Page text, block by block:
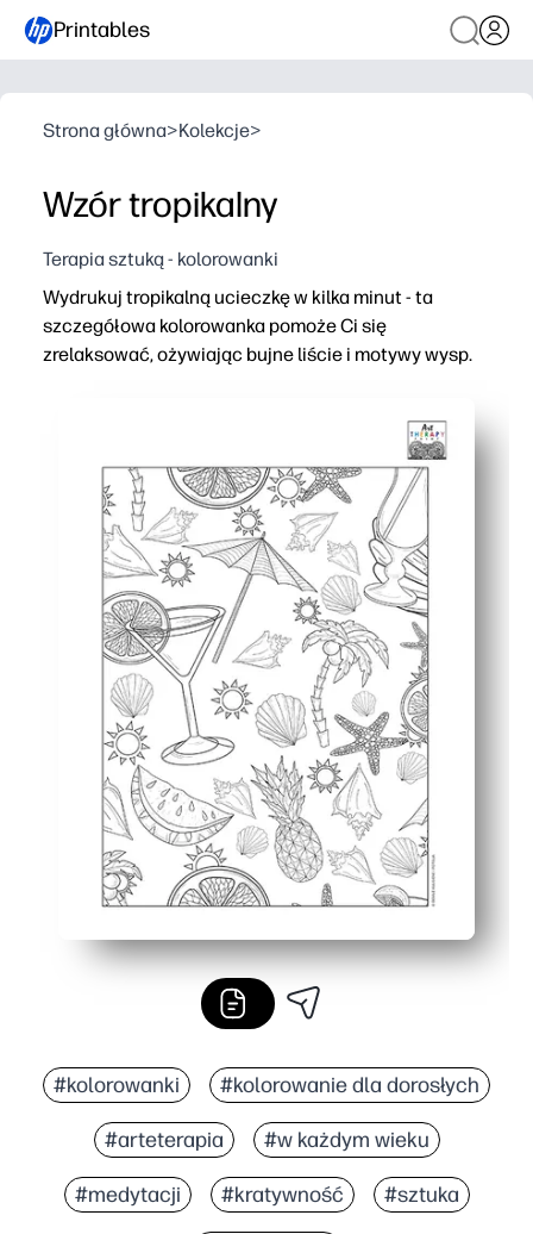
Printables
Strona główna>Kolekcje>
Wzór tropikalny
Terapia sztuką - kolorowanki
Wydrukuj tropikalną ucieczkę w kilka minut - ta
szczegółowa kolorowanka pomoże Ci się
zrelaksować, ożywiając bujne liście i motywy wysp.
Uspokajająca koncentracja - powtarzające się
Angażujący dla wszystkich grup wiekowych —
Elastyczne zastosowanie - idealne do przerw na
#kolorowanki #kolorowanie dla dorosłych
#arteterapia #w każdym wieku
#medytacji #kratywność #sztuka